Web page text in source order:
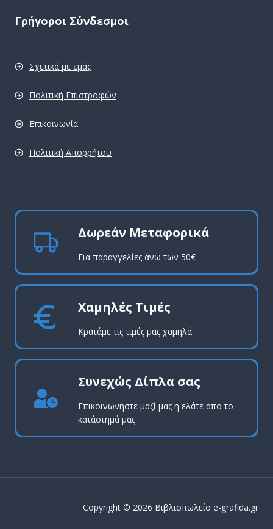
Γρήγοροι Σύνδεσμοι
Σχετικά με εμάς
Πολιτική Επιστροφών
Επικοινωνία
Πολιτική Απορρήτου
Δωρεάν Μεταφορικά
Για παραγγελίες άνω των 50€
Χαμηλές Τιμές
Κρατάμε τις τιμές μας χαμηλά
Συνεχώς Δίπλα σας
Επικοινωνήστε μαζί μας ή ελάτε απο το
κατάστημά μας
Copyright © 2026 Βιβλιοπωλείο e-grafida.gr